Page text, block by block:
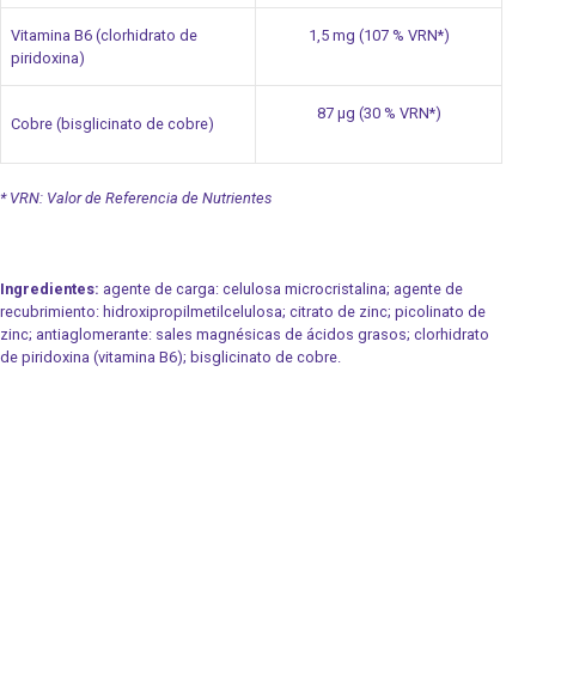
Vitamina B6 (clorhidrato de
piridoxina)
1,5 mg (107 % VRN*)
Cobre (bisglicinato de cobre)
87 μg (30 % VRN*)
* VRN: Valor de Referencia de Nutrientes
Ingredientes: agente de carga: celulosa microcristalina; agente de
recubrimiento: hidroxipropilmetilcelulosa; citrato de zinc; picolinato de
zinc; antiaglomerante: sales magnésicas de ácidos grasos; clorhidrato
de piridoxina (vitamina B6); bisglicinato de cobre.